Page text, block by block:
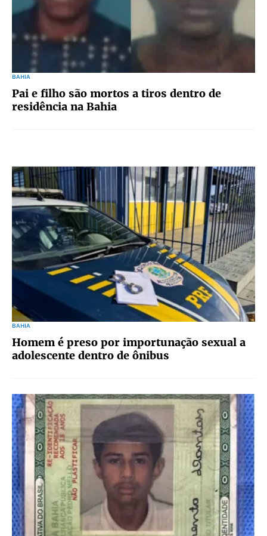
BAHIA
Pai e filho são mortos a tiros dentro de
residência na Bahia
BAHIA
Homem é preso por importunação sexual a
adolescente dentro de ônibus